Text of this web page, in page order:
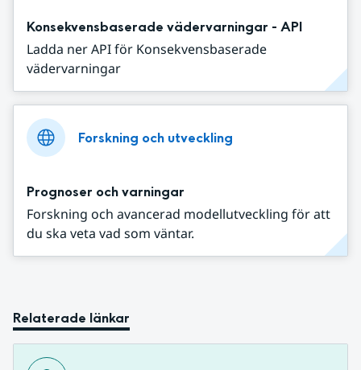
Konsekvensbaserade vädervarningar - API
Ladda ner API för Konsekvensbaserade
vädervarningar
Forskning och utveckling
Prognoser och varningar
Forskning och avancerad modellutveckling för att
du ska veta vad som väntar.
Relaterade länkar